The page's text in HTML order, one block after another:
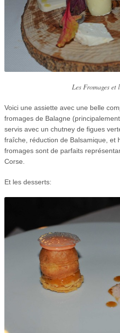
Les Fromages et
Voici une assiette avec une belle
fromages de Balagne
servis avec un chutney de figues
fraîche, réduction de Balsamique, et
fromages sont de parfaits
Corse.
Et les desserts: